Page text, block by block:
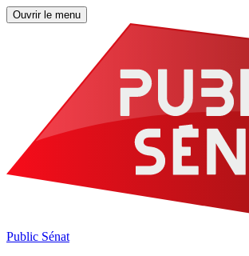
Ouvrir le menu
Public Sénat